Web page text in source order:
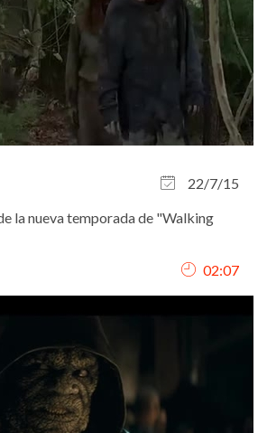
22/7/15
la nueva temporada de "Walking
02:07